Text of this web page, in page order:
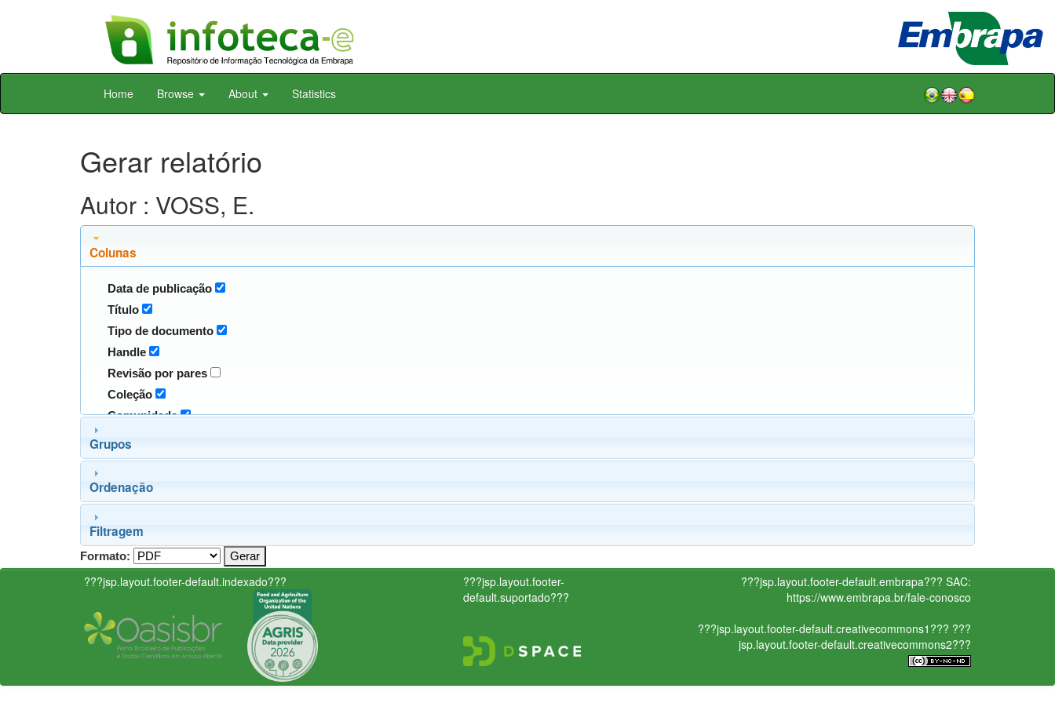
Skip
Home Browse About Statistics
Gerar relatório
Autor : VOSS, E.
Colunas
Data de publicação
Título
Tipo de documento
Handle
Revisão por pares
Coleção
Comunidade
Grupos
Ordenação
Filtragem
Formato:
???jsp.layout.footer-default.indexado???
???jsp.layout.footer-
default.suportado???
???jsp.layout.footer-default.embrapa??? SAC:
https://www.embrapa.br/fale-conosco
???jsp.layout.footer-default.creativecommons1??? ???
jsp.layout.footer-default.creativecommons2???